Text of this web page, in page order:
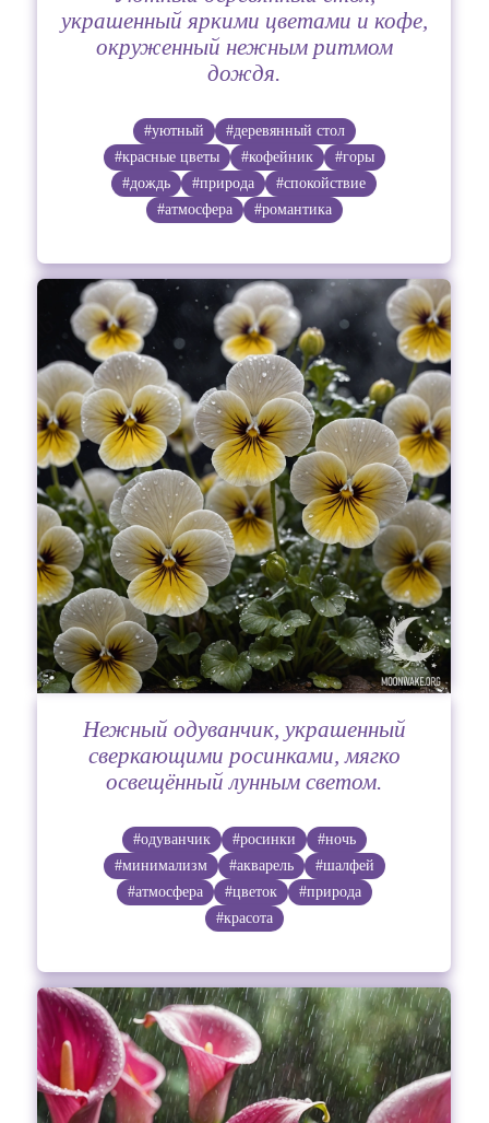
украшенный яркими цветами и кофе,
окруженный нежным ритмом
дождя.
#уютный
#деревянный стол
#красные цветы
#кофейник
#горы
#дождь
#природа
#спокойствие
#атмосфера
#романтика
Нежный одуванчик, украшенный
сверкающими росинками, мягко
освещённый лунным светом.
#одуванчик #росинки
#ночь
#минимализм
#акварель
#шалфей
#атмосфера
#цветок
#природа
#красота